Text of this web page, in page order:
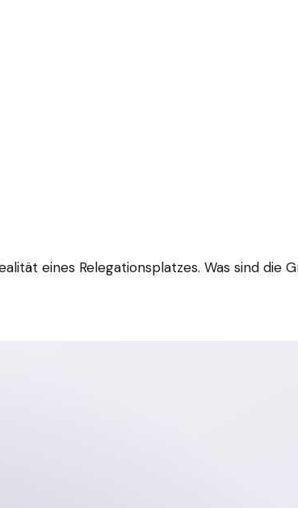
eines Relegationsplatzes. Was sind die